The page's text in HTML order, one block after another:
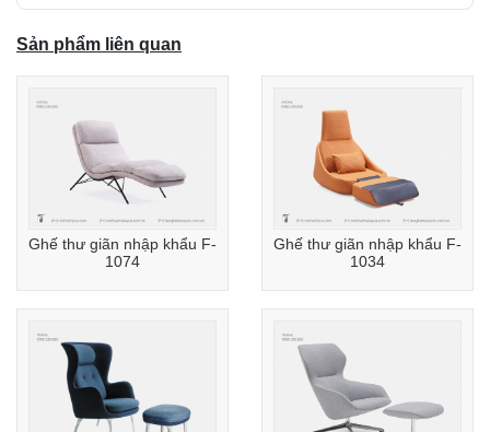
Sản phẩm liên quan
Ghế thư giãn nhập khẩu F-
1074
Ghế thư giãn nhập khẩu F-
1034